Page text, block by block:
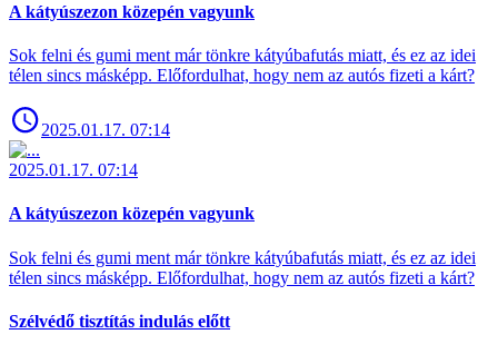
A kátyúszezon közepén vagyunk
Sok felni és gumi ment már tönkre kátyúbafutás miatt, és ez az idei
télen sincs másképp. Előfordulhat, hogy nem az autós fizeti a kárt?
2025.01.17. 07:14
2025.01.17. 07:14
A kátyúszezon közepén vagyunk
Sok felni és gumi ment már tönkre kátyúbafutás miatt, és ez az idei
télen sincs másképp. Előfordulhat, hogy nem az autós fizeti a kárt?
Szélvédő tisztítás indulás előtt